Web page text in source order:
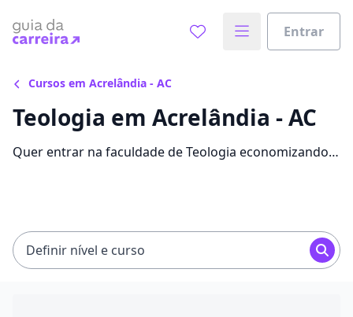
Entrar
Cursos em Acrelândia - AC
Teologia em Acrelândia - AC
Quer entrar na faculdade de Teologia economizando
Definir nível e curso